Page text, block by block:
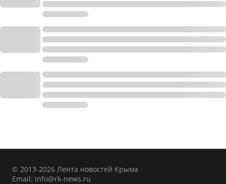
© 2013-2026 Лента новостей Крыма
Email: info@rk-news.ru